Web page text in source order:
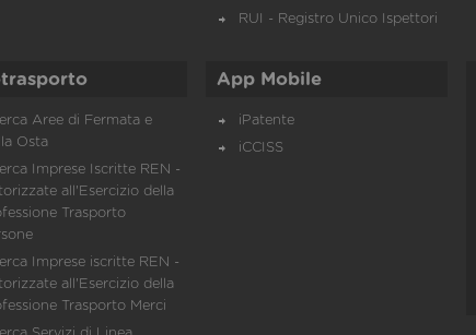
RUI - Registro Unico Ispettori
Aree di Fermata e
Osta
Imprese Iscritte REN -
all'Esercizio della
Trasporto
Imprese iscritte REN -
all'Esercizio della
Trasporto Merci
App Mobile
iPatente
iCCISS